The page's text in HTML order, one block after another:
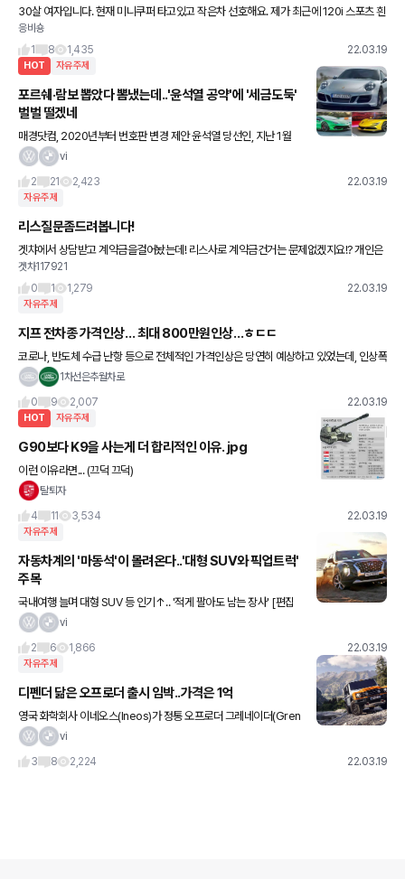
30살 여자입니다. 현재 미니쿠퍼 타고있고 작은차 선호해요. 제가 최근에 120i 스포츠 흰
색 모델(블랙시트) 예약을 걸어놨는데 Bmw 인증 중고차 모델로 드라이빙센터에서 400
0키로 탄 m패키지
응비숑
1
8 1,435 22.03.19
HOT 자유주제
포르쉐·람보 뽑았다 뽐냈는데..'윤석열 공약'에 '세금도둑'
벌벌 떨겠네
매경닷컴, 2020년부터 번호판 변경 제안 윤석열 당선인, 지난 1월
공약으로 내놔 국토부, 내부 검토중..실행 가능성 높아 포람페 차량은
vi
2
21 2,423 22.03.19
자유주제
리스질문좀드려봅니다!
겟챠에서 상담받고 계약금을걸어놨는데! 리스사로 계약금건거는 문제없겠지요!? 개인은
아니고 주식회사라고되어있었습니다!
겟차117921
0
1 1,279 22.03.19
자유주제
지프 전차종 가격인상… 최대 800만원인상…ㅎㄷㄷ
코로나, 반도체 수급 난항 등으로 전체적인 가격인상은 당연히 예상하고 있었는데, 인상폭
이 굉장해서 충격적이네요ㅜㅜ 갠적으로 오래전부터 랭글러 오버랜드 하드탑도 유심히
1차선은추월차로
0
9 2,007 22.03.19
HOT 자유주제
G90보다 K9을 사는게 더 합리적인 이유. jpg
이런 이유라면... (끄덕 끄덕)
탈퇴자
4
11 3,534 22.03.19
자유주제
자동차계의 '마동석'이 몰려온다..'대형 SUV와 픽업트럭'
주목
국내여행 늘며 대형 SUV 등 인기↑.. '적게 팔아도 남는 장사' [편집
자주]자동차시장에 거대한 차가 몰려온다. 신종 코로나바이러스 감
vi
2
6 1,866 22.03.19
자유주제
디펜더 닮은 오프로더 출시 임박..가격은 1억
영국 화학회사 이네오스(Ineos)가 정통 오프로더 그레네이더(Gren
adier)의 생산을 오는 7월부터 시작한다. 오리지널 디펜더 닮은 디자
vi
3
8 2,224 22.03.19